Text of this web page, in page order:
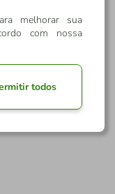
melhorar sua
com nossa
todos